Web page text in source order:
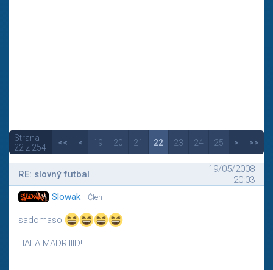
Strana
22 z 254
<< < 19 20 21 22 23 24 25 > >>
RE: slovný futbal
19/05/2008
20:03
Slowak - Člen
sadomaso
HALA MADRIIIID!!!